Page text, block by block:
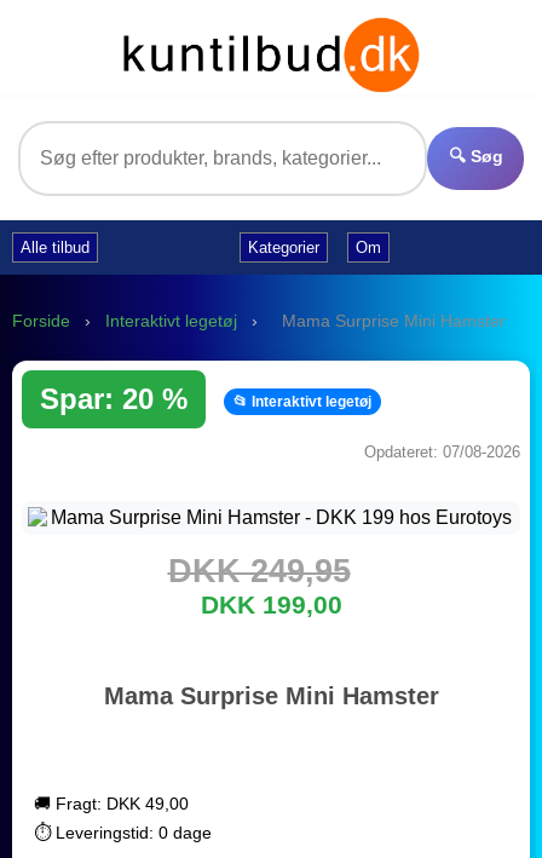
🔍 Søg
Alle tilbud Kategorier Om
Forside › Interaktivt legetøj › Mama Surprise Mini Hamster
Spar: 20 % 📂 Interaktivt legetøj
Opdateret: 07/08-2026
DKK 249,95
DKK 199,00
Mama Surprise Mini Hamster
🚚 Fragt: DKK 49,00
⏱️ Leveringstid: 0 dage